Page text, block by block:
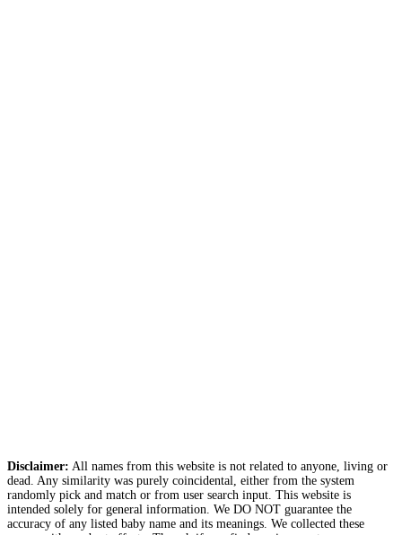
Disclaimer: All names from this website is not related to anyone, living or
dead. Any similarity was purely coincidental, either from the system
randomly pick and match or from user search input. This website is
intended solely for general information. We DO NOT guarantee the
accuracy of any listed baby name and its meanings. We collected these